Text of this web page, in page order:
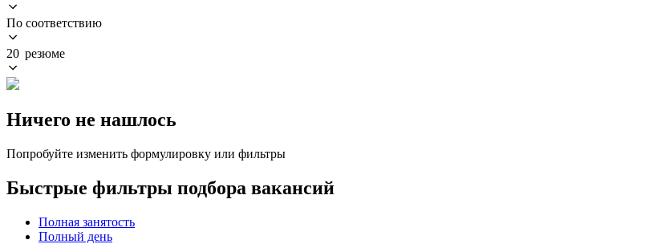
По соответствию
20 резюме
Ничего не нашлось
Попробуйте изменить формулировку или фильтры
Быстрые фильтры подбора вакансий
Полная занятость
Полный день